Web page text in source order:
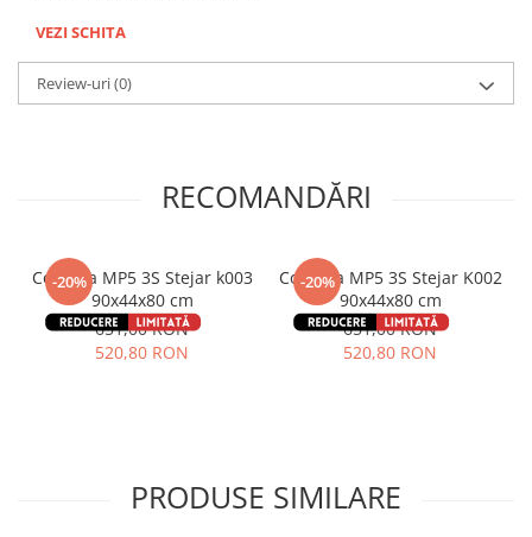
VEZI SCHITA
Review-uri(0)
RECOMANDĂRI
-20%
Comoda MP5 3S Stejar k003
90x44x80 cm
651,00 RON
520,80 RON
-20%
Comoda MP5 3S Stejar K002
90x44x80 cm
651,00 RON
520,80 RON
PRODUSE SIMILARE